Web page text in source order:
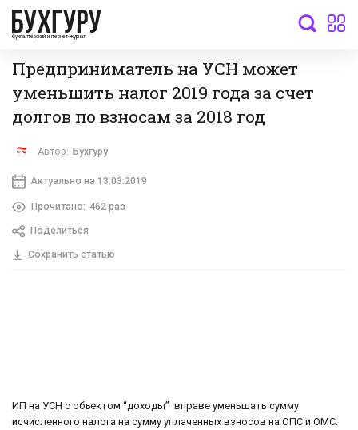
бухгалтерский интернет-журнал
Предприниматель на УСН может
уменьшить налог 2019 года за счет
долгов по взносам за 2018 год
Автор: Бухгуру
Актуально на 13.03.2019
Прочитано: 462 раз
Поделиться
Сохранить статью
ИП на УСН с объектом “доходы” вправе уменьшать сумму
исчисленного налога на сумму уплаченных взносов на ОПС и ОМС.